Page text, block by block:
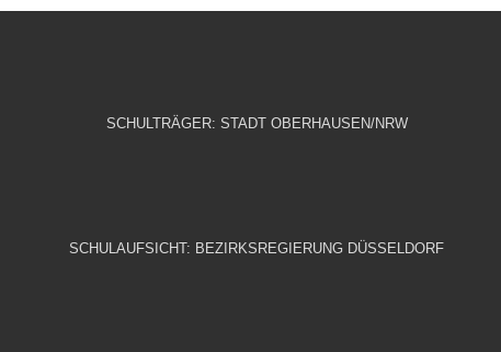
SCHULTRÄGER: STADT OBERHAUSEN/NRW
SCHULAUFSICHT: BEZIRKSREGIERUNG DÜSSELDORF